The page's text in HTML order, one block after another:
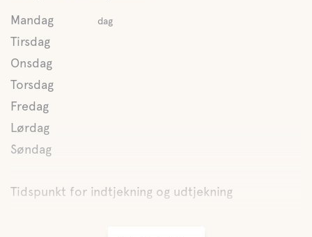
Mandag
dag
Tirsdag
Onsdag
Torsdag
Fredag
Lørdag
Søndag
Tidspunkt for indtjekning og udtjekning